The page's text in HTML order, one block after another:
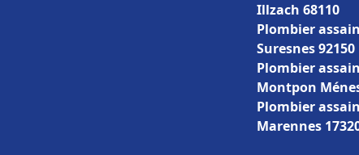
Illzach 68110
Plombier
Suresnes 92150
Plombier
Montpon
Plombier
Marennes